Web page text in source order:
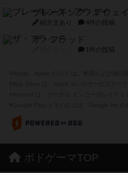
ブレーキング・アウェイ
紹介文あり 4件の投稿
ザ・フラッド
1件の投稿
ボドゲーマTOP